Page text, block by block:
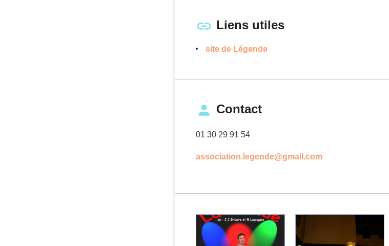
Liens utiles
site de Légende
Contact
01 30 29 91 54
association.legende@gmail.com